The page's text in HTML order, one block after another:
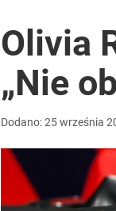
Olivia
„Nie
Dodano:25września